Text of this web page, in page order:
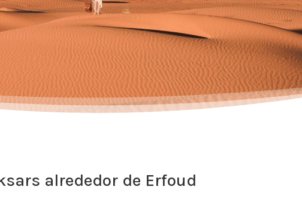
alrededor de Erfoud